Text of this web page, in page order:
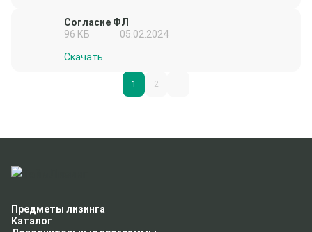
Согласие ФЛ
96 КБ
05.02.2024
Скачать
1 2
Предметы лизинга
Каталог